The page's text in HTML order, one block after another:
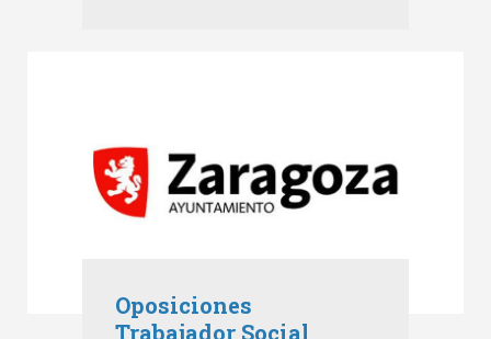
Oposiciones
Trabajador Social